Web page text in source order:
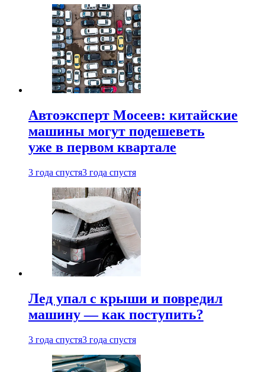
Автоэксперт Мосеев: китайские
машины могут подешеветь
уже в первом квартале
3 года спустя3 года спустя
Лед упал с крыши и повредил
машину — как поступить?
3 года спустя3 года спустя